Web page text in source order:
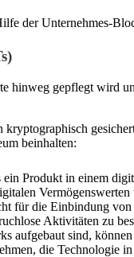
der Unternehmes-
hinweg gepflegt wird
beinhalten:
Produkt in einem
für die Einbindung von
Aktivitäten zu
aufgebaut sind,
die Technologie